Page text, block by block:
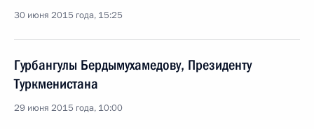
30 июня 2015 года, 15:25
Гурбангулы Бердымухамедову, Президенту
Туркменистана
29 июня 2015 года, 10:00